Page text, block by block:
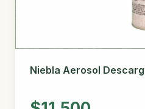
Niebla Aerosol